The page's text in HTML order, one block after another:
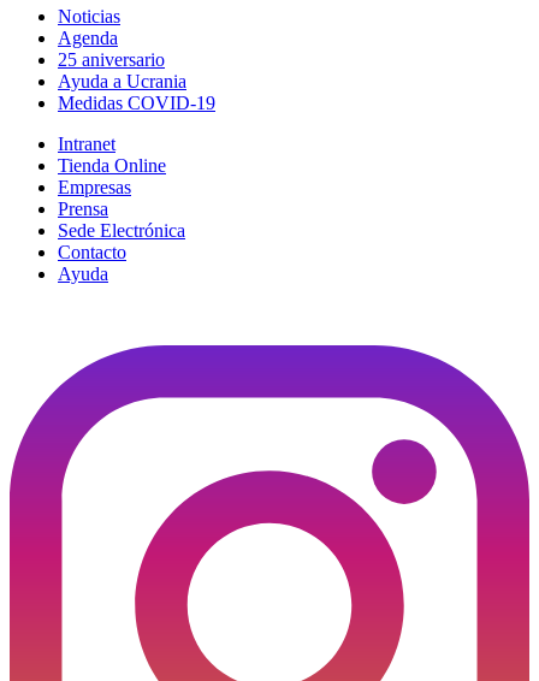
Noticias
Agenda
25 aniversario
Ayuda a Ucrania
Medidas COVID-19
Intranet
Tienda Online
Empresas
Prensa
Sede Electrónica
Contacto
Ayuda